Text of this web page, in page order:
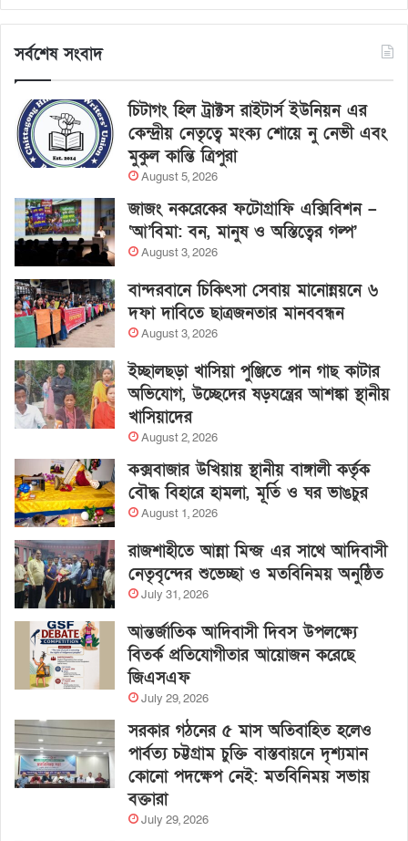
সর্বশেষ সংবাদ
চিটাগং হিল ট্রাক্টস রাইটার্স ইউনিয়ন এর
কেন্দ্রীয় নেতৃত্বে মংক্য শোয়ে নু নেভী এবং
মুকুল কান্তি ত্রিপুরা
August 5, 2026
জাজং নকরেকের ফটোগ্রাফি এক্সিবিশন –
‘আ’বিমা: বন, মানুষ ও অস্তিত্বের গল্প’
August 3, 2026
বান্দরবানে চিকিৎসা সেবায় মানোন্নয়নে ৬
দফা দাবিতে ছাত্রজনতার মানববন্ধন
August 3, 2026
ইচ্ছালছড়া খাসিয়া পুঞ্জিতে পান গাছ কাটার
অভিযোগ, উচ্ছেদের ষড়যন্ত্রের আশঙ্কা স্থানীয়
খাসিয়াদের
August 2, 2026
কক্সবাজার উখিয়ায় স্থানীয় বাঙ্গালী কর্তৃক
বৌদ্ধ বিহারে হামলা, মূর্তি ও ঘর ভাঙচুর
August 1, 2026
রাজশাহীতে আন্না মিন্জ এর সাথে আদিবাসী
নেতৃবৃন্দের শুভেচ্ছা ও মতবিনিময় অনুষ্ঠিত
July 31, 2026
আন্তর্জাতিক আদিবাসী দিবস উপলক্ষ্যে
বিতর্ক প্রতিযোগীতার আয়োজন করেছে
জিএসএফ
July 29, 2026
সরকার গঠনের ৫ মাস অতিবাহিত হলেও
পার্বত্য চট্টগ্রাম চুক্তি বাস্তবায়নে দৃশ্যমান
কোনো পদক্ষেপ নেই: মতবিনিময় সভায়
বক্তারা
July 29, 2026